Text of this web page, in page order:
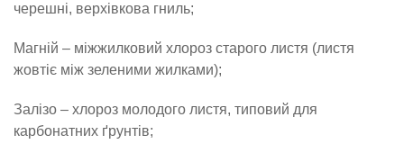
черешні, верхівкова гниль;
Магній – міжжилковий хлороз старого листя (листя
жовтіє між зеленими жилками);
Залізо – хлороз молодого листя, типовий для
карбонатних ґрунтів;